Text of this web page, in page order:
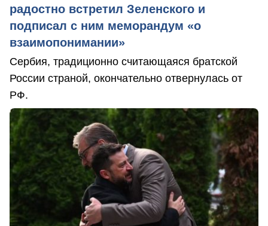
радостно встретил Зеленского и
подписал с ним меморандум «о
взаимопонимании»
Сербия, традиционно считающаяся братской
России страной, окончательно отвернулась от
РФ.